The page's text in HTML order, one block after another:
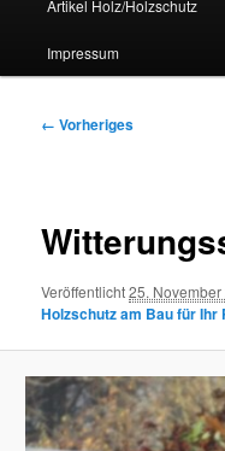
Artikel Holz/Holzschutz
Impressum
Bilder-
← Vorheriges
Veröffentlicht25. November
Holzschutz am Bau für Ihr